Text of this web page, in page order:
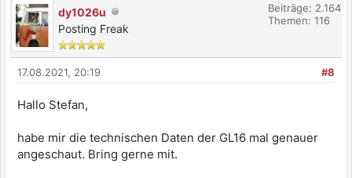
dy1026u
Posting Freak
Beiträge: 2.164
Themen: 116
#8
17.08.2021, 20:19
Hallo Stefan,
habe mir die technischen Daten der GL16 mal genauer
angeschaut. Bring gerne mit.